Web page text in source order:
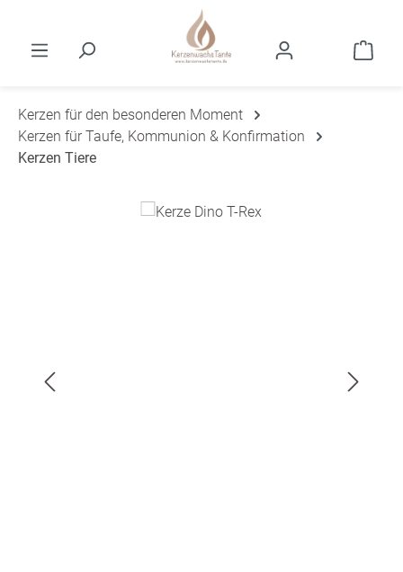
Kerzen für den besonderen Moment
Kerzen für Taufe, Kommunion & Konfirmation
Kerzen Tiere
Bildergalerie überspringen